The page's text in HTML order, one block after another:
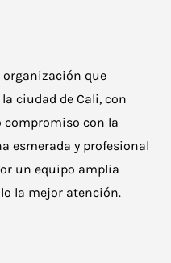
organización que
ciudad de Cali, con
compromiso con la
esmerada y profesional
un equipo amplia
la mejor atención.